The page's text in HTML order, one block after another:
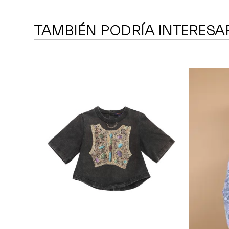
TAMBIÉN PODRÍA